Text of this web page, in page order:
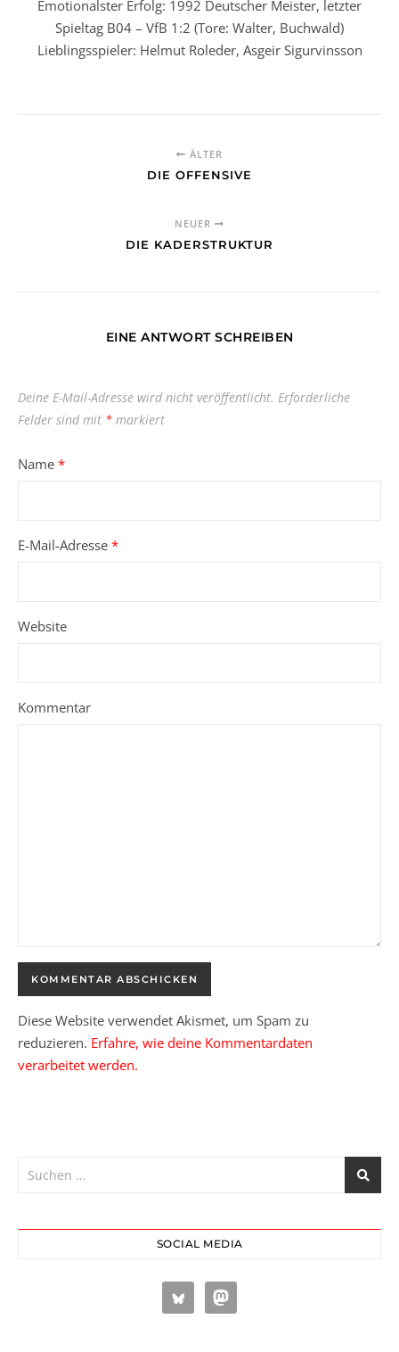
Emotionalster Erfolg: 1992 Deutscher Meister, letzter
Spieltag B04 – VfB 1:2 (Tore: Walter, Buchwald)
Lieblingsspieler: Helmut Roleder, Asgeir Sigurvinsson
ÄLTER
DIE OFFENSIVE
NEUER
DIE KADERSTRUKTUR
EINE ANTWORT SCHREIBEN
Deine E-Mail-Adresse wird nicht veröffentlicht. Erforderliche
Felder sind mit * markiert
Name *
E-Mail-Adresse *
Website
Kommentar
Diese Website verwendet Akismet, um Spam zu
reduzieren. Erfahre, wie deine Kommentardaten
verarbeitet werden.
SOCIAL MEDIA